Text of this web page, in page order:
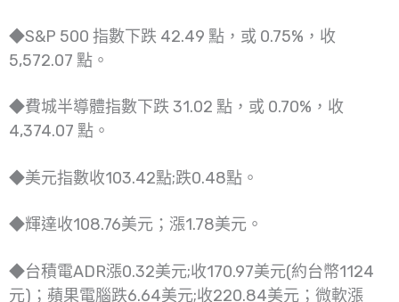
◆S&P 500 指數下跌 42.49 點，或 0.75%，收
5,572.07 點。
◆費城半導體指數下跌 31.02 點，或 0.70%，收
4,374.07 點。
◆美元指數收103.42點;跌0.48點。
◆輝達收108.76美元；漲1.78美元。
◆台積電ADR漲0.32美元;收170.97美元(約台幣1124
元)；蘋果電腦跌6.64美元;收220.84美元；微軟漲